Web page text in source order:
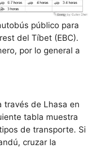
público para
del Tíbet (EBC).
por lo general a
través de Lhasa en
tabla muestra
de transporte. Si
cruzar la